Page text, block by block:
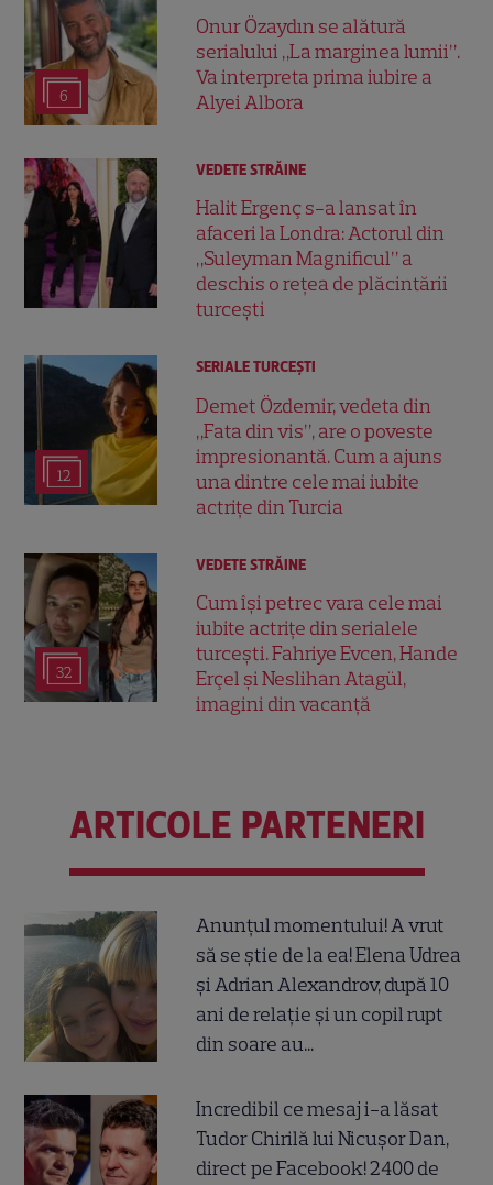
6
Onur Özaydın se alătură
serialului „La marginea lumii”.
Va interpreta prima iubire a
Alyei Albora
VEDETE STRĂINE
Halit Ergenç s-a lansat în
afaceri la Londra: Actorul din
„Suleyman Magnificul” a
deschis o rețea de plăcintării
turcești
12
SERIALE TURCEŞTI
Demet Özdemir, vedeta din
„Fata din vis”, are o poveste
impresionantă. Cum a ajuns
una dintre cele mai iubite
actrițe din Turcia
32
VEDETE STRĂINE
Cum își petrec vara cele mai
iubite actrițe din serialele
turcești. Fahriye Evcen, Hande
Erçel și Neslihan Atagül,
imagini din vacanță
ARTICOLE PARTENERI
Anunțul momentului! A vrut
să se știe de la ea! Elena Udrea
și Adrian Alexandrov, după 10
ani de relație și un copil rupt
din soare au...
Incredibil ce mesaj i-a lăsat
Tudor Chirilă lui Nicușor Dan,
direct pe Facebook! 2400 de